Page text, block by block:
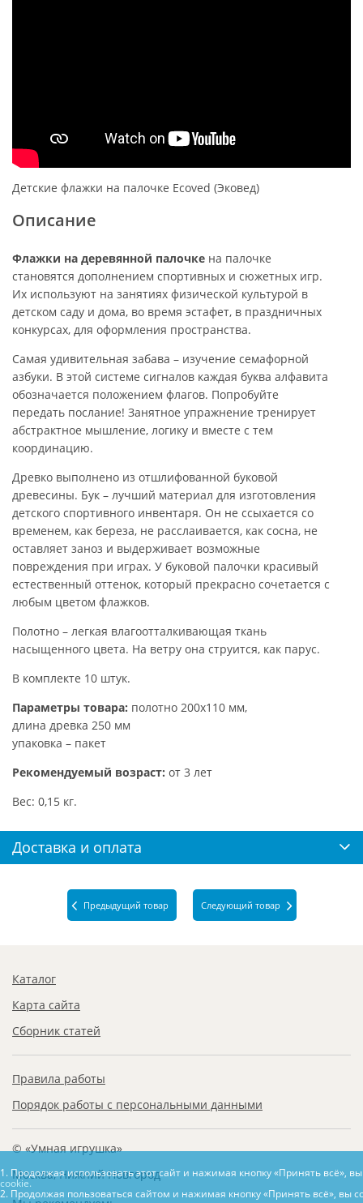
Детские флажки на палочке Ecoved (Эковед)
Описание
Флажки на деревянной палочке на палочке
становятся дополнением спортивных и сюжетных игр.
Их используют на занятиях физической культурой в
детском саду и дома, во время эстафет, в праздничных
конкурсах, для оформления пространства.
Самая удивительная забава – изучение семафорной
азбуки. В этой системе сигналов каждая буква алфавита
обозначается положением флагов. Попробуйте
передать послание! Занятное упражнение тренирует
абстрактное мышление, логику и вместе с тем
координацию.
Древко выполнено из отшлифованной буковой
древесины. Бук – лучший материал для изготовления
детского спортивного инвентаря. Он не ссыхается со
временем, как береза, не расслаивается, как сосна, не
оставляет заноз и выдерживает возможные
повреждения при играх. У буковой палочки красивый
естественный оттенок, который прекрасно сочетается с
любым цветом флажков.
Полотно – легкая влагоотталкивающая ткань
насыщенного цвета. На ветру она струится, как парус.
В комплекте 10 штук.
Параметры товара: полотно 200х110 мм,
длина древка 250 мм
упаковка – пакет
Рекомендуемый возраст: от 3 лет
Вес: 0,15 кг.
Доставка и оплата
Предыдущий товар Следующий товар
Каталог
Карта сайта
Сборник статей
Правила работы
Порядок работы с персональными данными
© «Умная игрушка»
Москва, Нижний Новгород
1. Продолжая использовать этот сайт и нажимая кнопку «Принять всё»,
cookie.
2. Продолжая пользоваться сайтом и нажимая кнопку «Принять всё», вы